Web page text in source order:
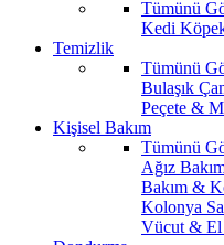
Tümünü
Kedi
Temizlik
Tümünü
Bulaşık
Peçete &
Kişisel Bakım
Tümünü
Ağız
Bakım &
Kolonya
Vücut & El